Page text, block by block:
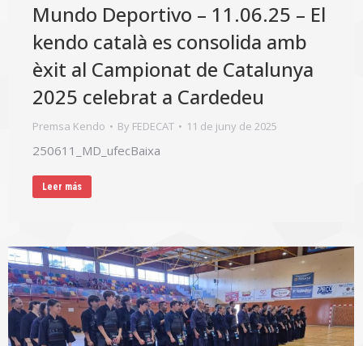
Mundo Deportivo – 11.06.25 – El
kendo català es consolida amb
èxit al Campionat de Catalunya
2025 celebrat a Cardedeu
Premsa Kendo By FEDECAT 11 de juny de 2025
250611_MD_ufecBaixa
Leer más